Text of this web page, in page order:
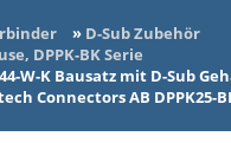
» D-Sub Zubehör
DPPK-BK Serie
W-K Bausatz mit D-Sub
Connectors AB DPPK25-